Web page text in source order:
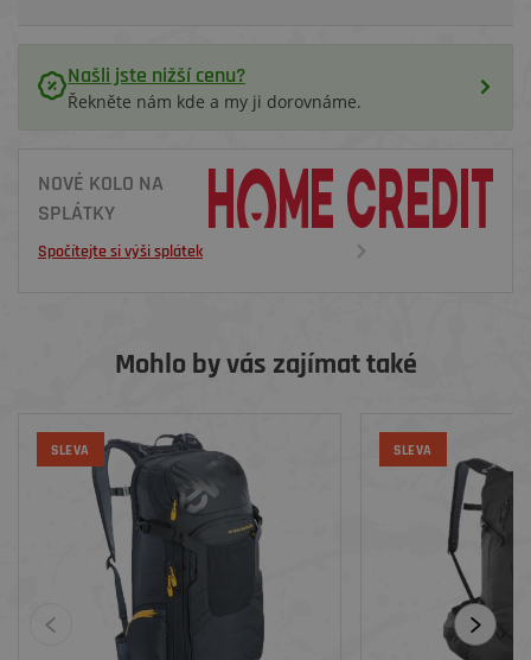
Našli jste nižší cenu?
Řekněte nám kde a my ji dorovnáme.
NOVÉ KOLO NA
SPLÁTKY
Spočítejte si výši splátek
Mohlo by vás zajímat také
SLEVA SLEVA